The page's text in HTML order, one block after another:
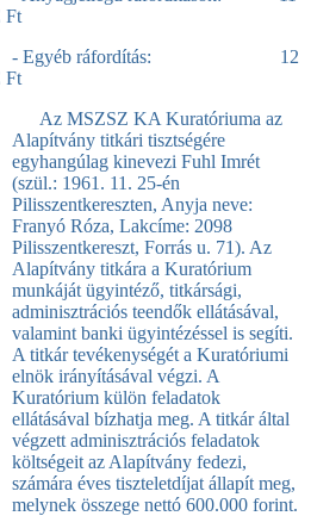
Ft
- Egyéb ráfordítás: 12
Ft
MSZSZ KA Kuratóriuma az
Alapítvány titkári tisztségére
egyhangúlag kinevezi Fuhl Imrét
(szül.: 1961. 11. 25-én
Pilisszentkereszten, Anyja neve:
Franyó Róza, Lakcíme: 2098
Pilisszentkereszt, Forrás u. 71). Az
Alapítvány titkára a Kuratórium
munkáját ügyintéző, titkársági,
adminisztrációs teendők ellátásával,
valamint banki ügyintézéssel is segíti.
A titkár tevékenységét a Kuratóriumi
elnök irányításával végzi. A
Kuratórium külön feladatok
ellátásával bízhatja meg. A titkár által
végzett adminisztrációs feladatok
költségeit az Alapítvány fedezi,
számára éves tiszteletdíjat állapít meg,
melynek összege nettó 600.000 forint.